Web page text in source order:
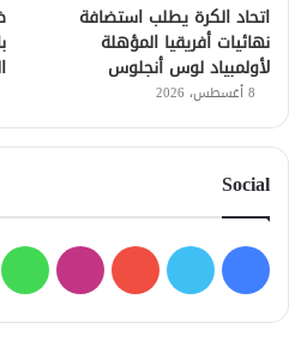
اتحاد الكرة يطلب استضافة
نهائيات أفريقيا المؤهلة
لأولمبياد لوس أنجلوس
8 أغسطس، 2026
Social
فيسبوك
تويتر يوتيوبانستقرام